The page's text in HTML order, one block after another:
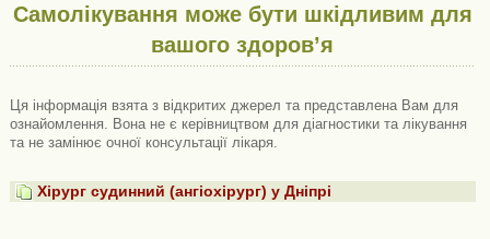
Самолікування може бути шкідливим для
вашого здоров’я
Ця інформація взята з відкритих джерел та представлена ​​Вам для
ознайомлення. Вона не є керівництвом для діагностики та лікування
та не замінює очної консультації лікаря.
Хірург судинний (ангіохірург) у Дніпрі